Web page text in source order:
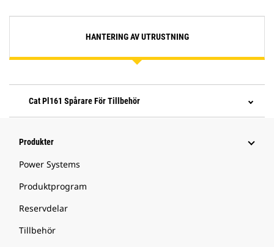
HANTERING AV UTRUSTNING
Cat Pl161 Spårare För Tillbehör
Produkter
Power Systems
Produktprogram
Reservdelar
Tillbehör